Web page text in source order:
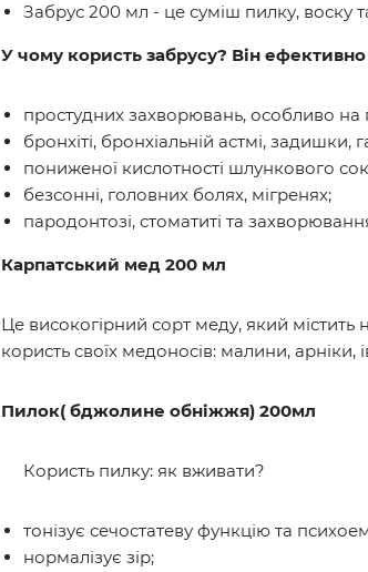
Забрус 200 мл - це суміш пилку, воску
У чому користь забрусу? Він ефективно
простудних захворювань, особливо на
бронхіті, бронхіальній астмі, задишки,
пониженої кислотності шлункового
безсонні, головних болях, мігренях;
пародонтозі, стоматиті та
Карпатський мед 200 мл
Це високогірний сорт меду, який містить
користь своїх медоносів: малини, арніки,
Пилок( бджолине обніжжя) 200мл
Користь пилку: як вживати?
тонізує сечостатеву функцію та
нормалізує зір;